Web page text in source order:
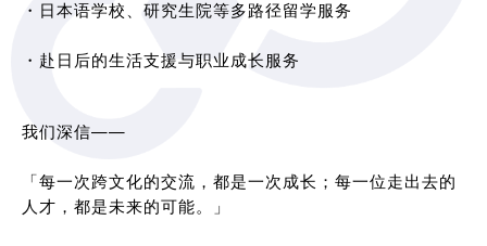
・日本语学校、研究生院等多路径留学服务
・赴日后的生活支援与职业成长服务
我们深信——
「每一次跨文化的交流，都是一次成长；每一位走出去的
人才，都是未来的可能。」